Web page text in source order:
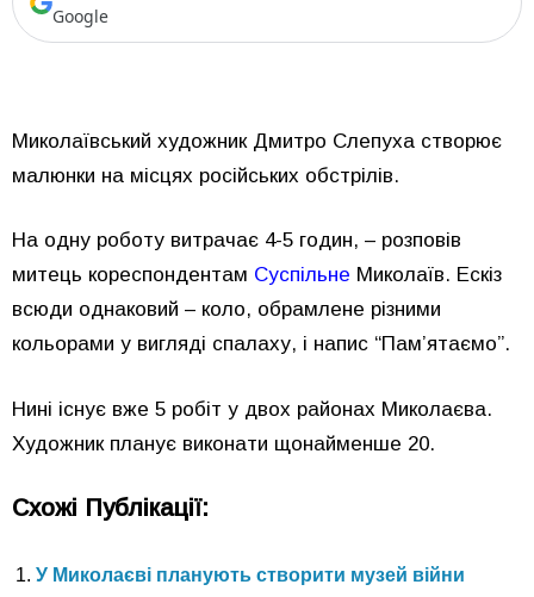
Google
Миколаївський художник Дмитро Слепуха створює
малюнки на місцях російських обстрілів.
На одну роботу витрачає 4-5 годин, – розповів
митець кореспондентам Суспільне Миколаїв. Ескіз
всюди однаковий – коло, обрамлене різними
кольорами у вигляді спалаху, і напис “Пам’ятаємо”.
Нині існує вже 5 робіт у двох районах Миколаєва.
Художник планує виконати щонайменше 20.
Схожі Публікації:
У Миколаєві планують створити музей війни